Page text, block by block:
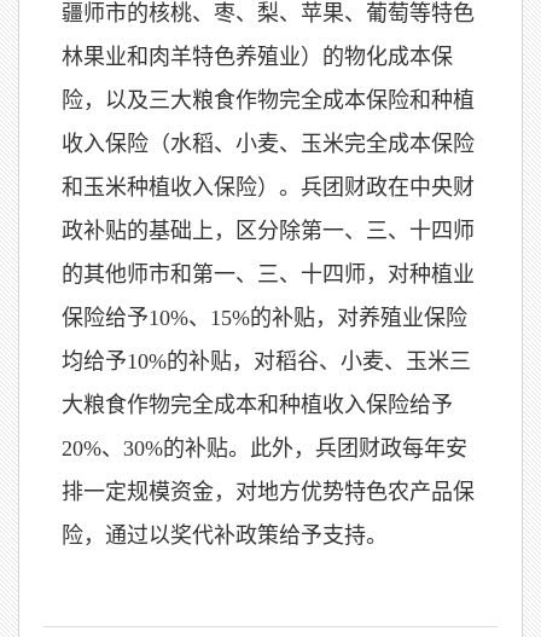
疆师市的核桃、枣、梨、苹果、葡萄等特色
林果业和肉羊特色养殖业）的物化成本保
险，以及三大粮食作物完全成本保险和种植
收入保险（水稻、小麦、玉米完全成本保险
和玉米种植收入保险）。兵团财政在中央财
政补贴的基础上，区分除第一、三、十四师
的其他师市和第一、三、十四师，对种植业
保险给予10%、15%的补贴，对养殖业保险
均给予10%的补贴， 对稻谷、小麦、玉米三
大粮食作物完全成本和种植收入保险给予
20%、30%的补贴。此外，兵团财政每年安
排一定规模资金，对地方优势特色农产品保
险，通过以奖代补政策给予支持。